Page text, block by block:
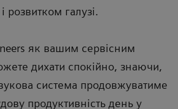
галузі.
як вашим сервісним
дихати спокійно, знаючи,
система продовжуватиме
продуктивність день у